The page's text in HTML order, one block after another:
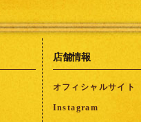
店舗情報
オフィシャルサイト
Instagram